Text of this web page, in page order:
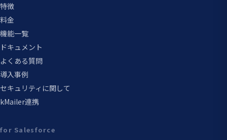
特徴
料金
機能一覧
ドキュメント
よくある質問
導入事例
セキュリティに関して
kMailer連携
for Salesforce